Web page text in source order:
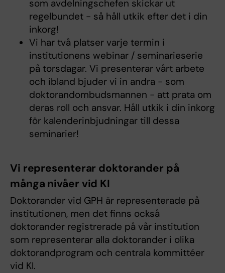
som avdelningschefen skickar ut
regelbundet - så håll utkik efter det i din
inkorg!
Vi har två platser varje termin i
institutionens webinar / seminarieserie
på torsdagar. Vi presenterar vårt arbete
och ibland bjuder vi in ​​andra - som
doktorandombudsmannen - att prata om
deras roll och ansvar. Håll utkik i din inkorg
för kalenderinbjudningar till dessa
seminarier!
Vi representerar doktorander på
många nivåer vid KI
Doktorander vid GPH är representerade på
institutionen, men det finns också
doktorander registrerade på vår institution
som representerar alla doktorander i olika
doktorandprogram och centrala kommittéer
vid KI.